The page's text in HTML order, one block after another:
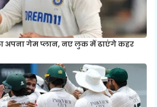
अपना गेम प्लान, नए लुक में ढाएंगे कहर